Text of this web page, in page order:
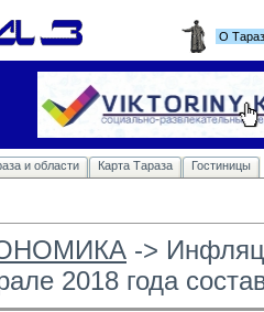
О
и области Карта Тараза Гостиницы
->
2018 года